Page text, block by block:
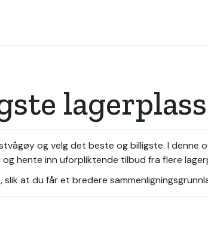
og velg det beste og billigste. I
hente inn uforpliktende tilbud fra flere
at du får et bredere